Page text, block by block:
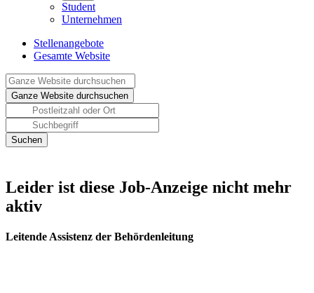
Student
Unternehmen
Stellenangebote
Gesamte Website
Leider ist diese Job-Anzeige nicht mehr
aktiv
Leitende Assistenz der Behördenleitung